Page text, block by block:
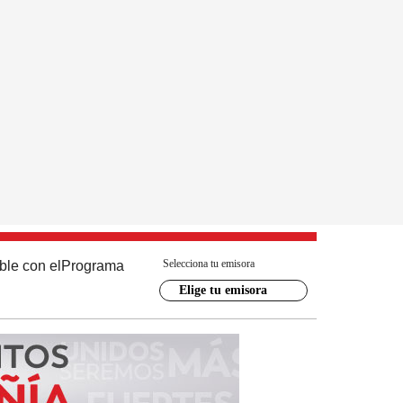
con el Programa Selecciona tu emisora
Elige tu emisora